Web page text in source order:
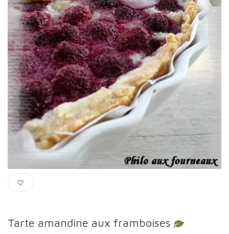
Tarte amandine aux framboises